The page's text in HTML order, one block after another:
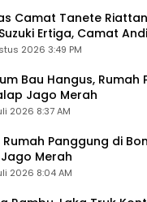
Camat Tanete
Ertiga, Camat
Saya Baik-Baik Saja
2026 3:49 PM
Bau Hangus, Rumah
Jago Merah
2026 8:37 AM
Panggung di
Merah
2026 8:04 AM